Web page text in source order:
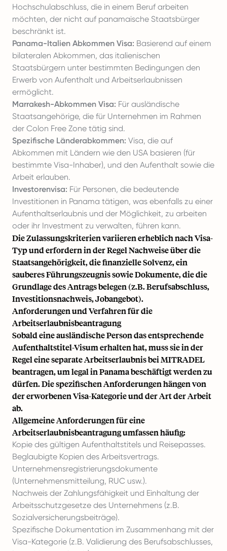
Hochschulabschluss, die in einem Beruf arbeiten
möchten, der nicht auf panamaische Staatsbürger
beschränkt ist.
Panama-Italien Abkommen Visa: Basierend auf einem
bilateralen Abkommen, das italienischen
Staatsbürgern unter bestimmten Bedingungen den
Erwerb von Aufenthalt und Arbeitserlaubnissen
ermöglicht.
Marrakesh-Abkommen Visa: Für ausländische
Staatsangehörige, die für Unternehmen im Rahmen
der Colon Free Zone tätig sind.
Spezifische Länderabkommen: Visa, die auf
Abkommen mit Ländern wie den USA basieren (für
bestimmte Visa-Inhaber), und den Aufenthalt sowie die
Arbeit erlauben.
Investorenvisa: Für Personen, die bedeutende
Investitionen in Panama tätigen, was ebenfalls zu einer
Aufenthaltserlaubnis und der Möglichkeit, zu arbeiten
oder ihr Investment zu verwalten, führen kann.
Die Zulassungskriterien variieren erheblich nach Visa-
Typ und erfordern in der Regel Nachweise über die
Staatsangehörigkeit, die finanzielle Solvenz, ein
sauberes Führungszeugnis sowie Dokumente, die die
Grundlage des Antrags belegen (z.B. Berufsabschluss,
Investitionsnachweis, Jobangebot).
Anforderungen und Verfahren für die
Arbeitserlaubnisbeantragung
Sobald eine ausländische Person das entsprechende
Aufenthaltstitel-Visum erhalten hat, muss sie in der
Regel eine separate Arbeitserlaubnis bei MITRADEL
beantragen, um legal in Panama beschäftigt werden zu
dürfen. Die spezifischen Anforderungen hängen von
der erworbenen Visa-Kategorie und der Art der Arbeit
ab.
Allgemeine Anforderungen für eine
Arbeitserlaubnisbeantragung umfassen häufig:
Kopie des gültigen Aufenthaltstitels und Reisepasses.
Beglaubigte Kopien des Arbeitsvertrags.
Unternehmensregistrierungsdokumente
(Unternehmensmitteilung, RUC usw.).
Nachweis der Zahlungsfähigkeit und Einhaltung der
Arbeitsschutzgesetze des Unternehmens (z.B.
Sozialversicherungsbeiträge).
Spezifische Dokumentation im Zusammenhang mit der
Visa-Kategorie (z.B. Validierung des Berufsabschlusses,